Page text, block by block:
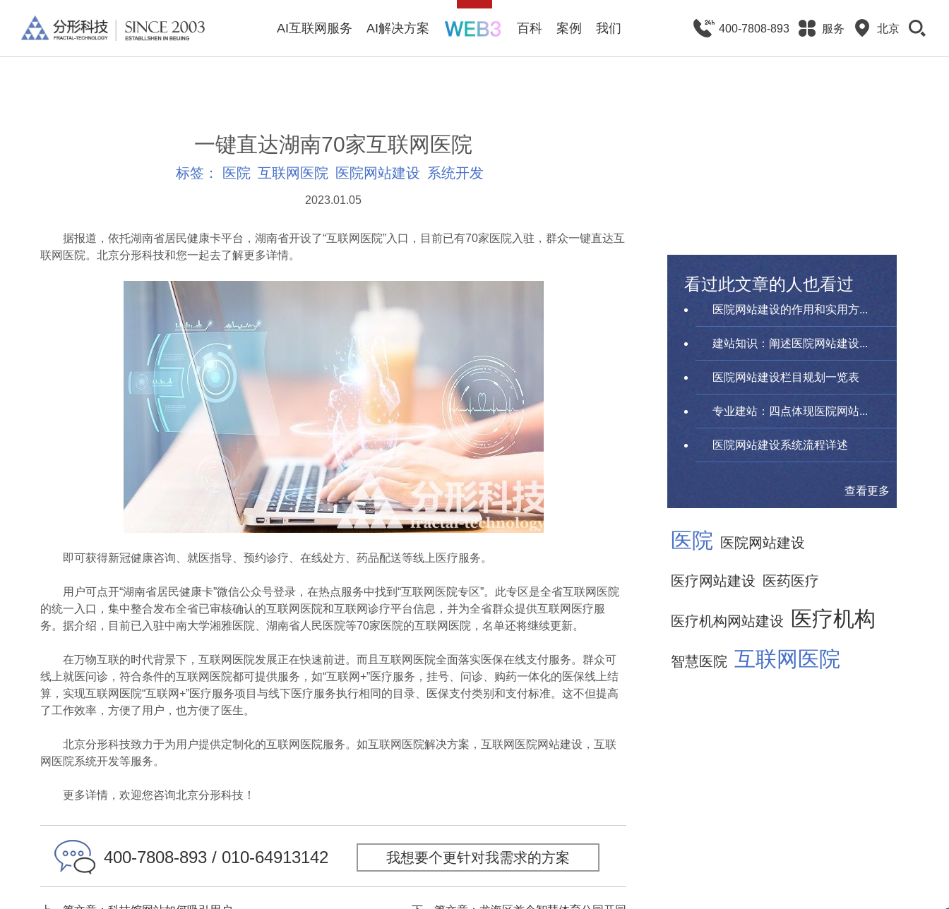
AI互联网服务 AI解决方案 百科 案例 我们 400-7808-893 服务 北京
一键直达湖南70家互联网医院
标签： 医院 互联网医院 医院网站建设 系统开发
2023.01.05
据报道，依托湖南省居民健康卡平台，湖南省开设了“互联网医院”入口，目前已有70家医院入驻，群众一键直达互
联网医院。北京分形科技和您一起去了解更多详情。
即可获得新冠健康咨询、就医指导、预约诊疗、在线处方、药品配送等线上医疗服务。
用户可点开“湖南省居民健康卡”微信公众号登录，在热点服务中找到“互联网医院专区”。此专区是全省互联网医院
的统一入口，集中整合发布全省已审核确认的互联网医院和互联网诊疗平台信息，并为全省群众提供互联网医疗服
务。据介绍，目前已入驻中南大学湘雅医院、湖南省人民医院等70家医院的互联网医院，名单还将继续更新。
在万物互联的时代背景下，互联网医院发展正在快速前进。而且互联网医院全面落实医保在线支付服务。群众可
线上就医问诊，符合条件的互联网医院都可提供服务，如“互联网+”医疗服务，挂号、问诊、购药一体化的医保线上结
算，实现互联网医院“互联网+”医疗服务项目与线下医疗服务执行相同的目录、医保支付类别和支付标准。这不但提高
了工作效率，方便了用户，也方便了医生。
北京分形科技致力于为用户提供定制化的互联网医院服务。如互联网医院解决方案，互联网医院网站建设，互联
网医院系统开发等服务。
更多详情，欢迎您咨询北京分形科技！
400-7808-893 / 010-64913142 我想要个更针对我需求的方案
看过此文章的人也看过
医院网站建设的作用和实用方...
建站知识：阐述医院网站建设...
医院网站建设栏目规划一览表
专业建站：四点体现医院网站...
医院网站建设系统流程详述
查看更多
医院 医院网站建设
医疗网站建设 医药医疗
医疗机构网站建设 医疗机构
智慧医院 互联网医院